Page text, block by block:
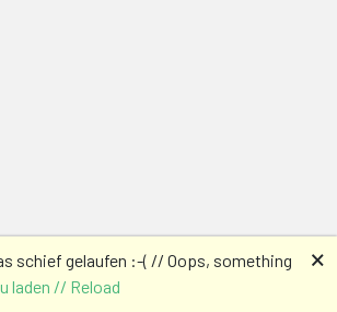
schief gelaufen :-( // Oops, something
laden // Reload
🗙